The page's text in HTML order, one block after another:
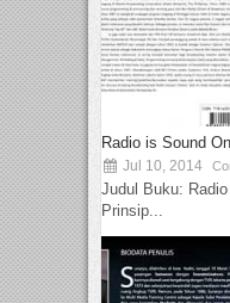
Radio is Sound
Jul 10, 2014
Judul Buku:
Prinsip...